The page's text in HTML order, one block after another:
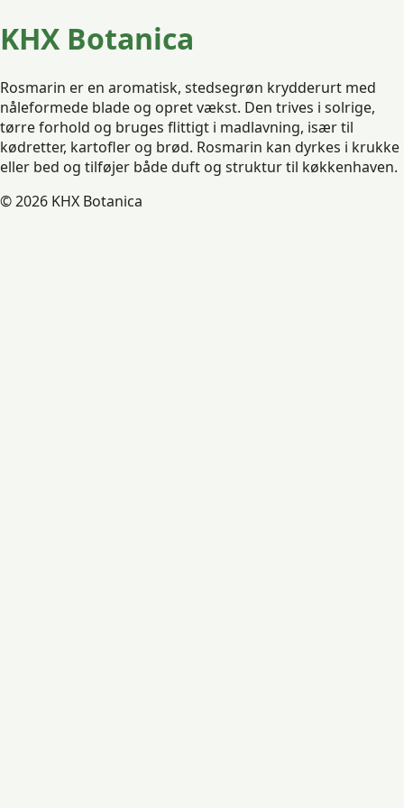
KHX Botanica
Rosmarin er en aromatisk, stedsegrøn krydderurt med
nåleformede blade og opret vækst. Den trives i solrige,
tørre forhold og bruges flittigt i madlavning, især til
kødretter, kartofler og brød. Rosmarin kan dyrkes i krukke
eller bed og tilføjer både duft og struktur til køkkenhaven.
© 2026 KHX Botanica